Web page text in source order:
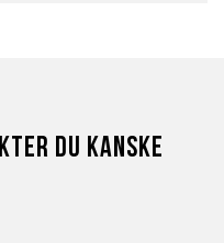
du kanske